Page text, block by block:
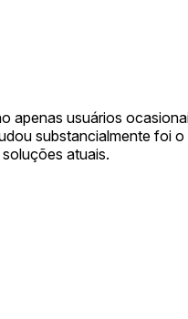
apenas usuários
substancialmente
atuais.